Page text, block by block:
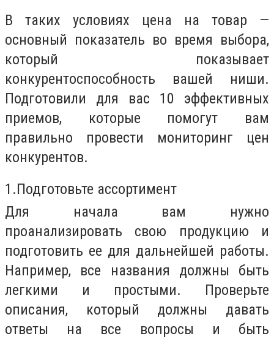
В таких условиях цена на товар —
основный показатель во время выбора,
который показывает
конкурентоспособность вашей ниши.
Подготовили для вас 10 эффективных
приемов, которые помогут вам
правильно провести мониторинг цен
конкурентов.
1.Подготовьте ассортимент
Для начала вам нужно
проанализировать свою продукцию и
подготовить ее для дальнейшей работы.
Например, все названия должны быть
легкими и простыми. Проверьте
описания, который должны давать
ответы на все вопросы и быть